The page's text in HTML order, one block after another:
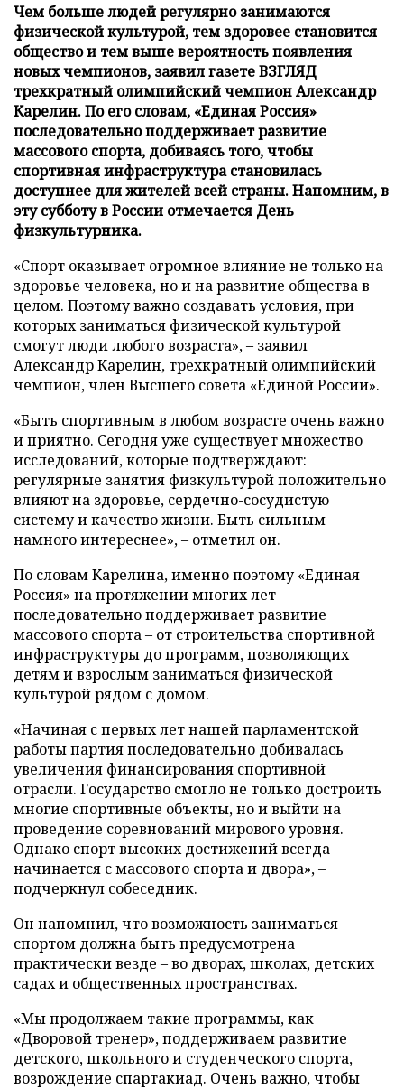
Чем больше людей регулярно занимаются
физической культурой, тем здоровее становится
общество и тем выше вероятность появления
новых чемпионов, заявил газете ВЗГЛЯД
трехкратный олимпийский чемпион Александр
Карелин. По его словам, «Единая Россия»
последовательно поддерживает развитие
массового спорта, добиваясь того, чтобы
спортивная инфраструктура становилась
доступнее для жителей всей страны. Напомним, в
эту субботу в России отмечается День
физкультурника.
«Спорт оказывает огромное влияние не только на
здоровье человека, но и на развитие общества в
целом. Поэтому важно создавать условия, при
которых заниматься физической культурой
смогут люди любого возраста», – заявил
Александр Карелин, трехкратный олимпийский
чемпион, член Высшего совета «Единой России».
«Быть спортивным в любом возрасте очень важно
и приятно. Сегодня уже существует множество
исследований, которые подтверждают:
регулярные занятия физкультурой положительно
влияют на здоровье, сердечно-сосудистую
систему и качество жизни. Быть сильным
намного интереснее», – отметил он.
По словам Карелина, именно поэтому «Единая
Россия» на протяжении многих лет
последовательно поддерживает развитие
массового спорта – от строительства спортивной
инфраструктуры до программ, позволяющих
детям и взрослым заниматься физической
культурой рядом с домом.
«Начиная с первых лет нашей парламентской
работы партия последовательно добивалась
увеличения финансирования спортивной
отрасли. Государство смогло не только достроить
многие спортивные объекты, но и выйти на
проведение соревнований мирового уровня.
Однако спорт высоких достижений всегда
начинается с массового спорта и двора», –
подчеркнул собеседник.
Он напомнил, что возможность заниматься
спортом должна быть предусмотрена
практически везде – во дворах, школах, детских
садах и общественных пространствах.
«Мы продолжаем такие программы, как
«Дворовой тренер», поддерживаем развитие
детского, школьного и студенческого спорта,
возрождение спартакиад. Очень важно, чтобы